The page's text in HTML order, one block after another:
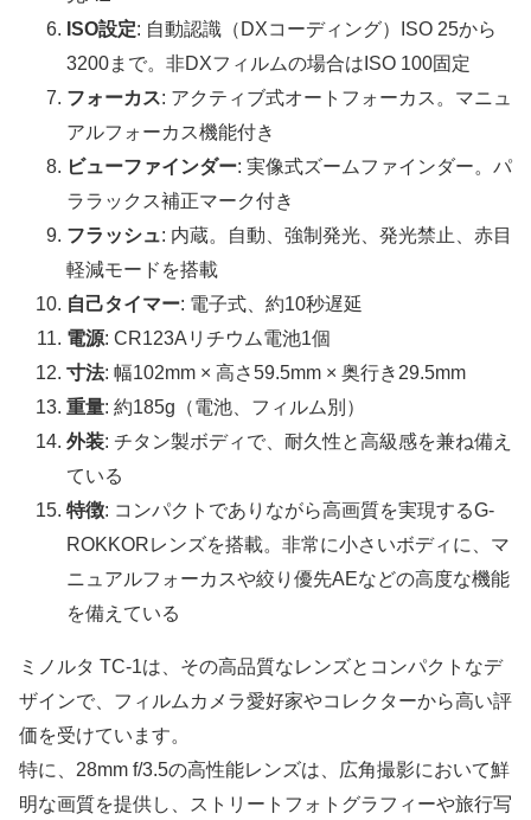
ISO設定: 自動認識（DXコーディング）ISO 25から
3200まで。非DXフィルムの場合はISO 100固定
フォーカス: アクティブ式オートフォーカス。マニュ
アルフォーカス機能付き
ビューファインダー: 実像式ズームファインダー。パ
ララックス補正マーク付き
フラッシュ: 内蔵。自動、強制発光、発光禁止、赤目
軽減モードを搭載
自己タイマー: 電子式、約10秒遅延
電源: CR123Aリチウム電池1個
寸法: 幅102mm × 高さ59.5mm × 奥行き29.5mm
重量: 約185g（電池、フィルム別）
外装: チタン製ボディで、耐久性と高級感を兼ね備え
ている
特徴: コンパクトでありながら高画質を実現するG-
ROKKORレンズを搭載。非常に小さいボディに、マ
ニュアルフォーカスや絞り優先AEなどの高度な機能
を備えている
ミノルタ TC-1は、その高品質なレンズとコンパクトなデ
ザインで、フィルムカメラ愛好家やコレクターから高い評
価を受けています。
特に、28mm f/3.5の高性能レンズは、広角撮影において鮮
明な画質を提供し、ストリートフォトグラフィーや旅行写